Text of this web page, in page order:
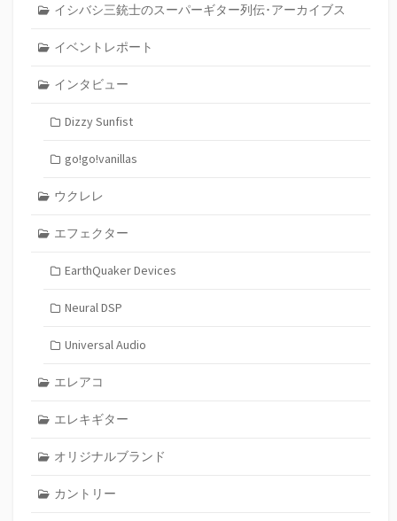
イシバシ三銃士のスーパーギター列伝･アーカイブス
イベントレポート
インタビュー
Dizzy Sunfist
go!go!vanillas
ウクレレ
エフェクター
EarthQuaker Devices
Neural DSP
Universal Audio
エレアコ
エレキギター
オリジナルブランド
カントリー